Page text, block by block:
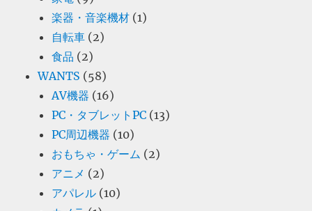
楽器・音楽機材 (1)
自転車 (2)
食品 (2)
WANTS (58)
AV機器 (16)
PC・タブレットPC (13)
PC周辺機器 (10)
おもちゃ・ゲーム (2)
アニメ (2)
アパレル (10)